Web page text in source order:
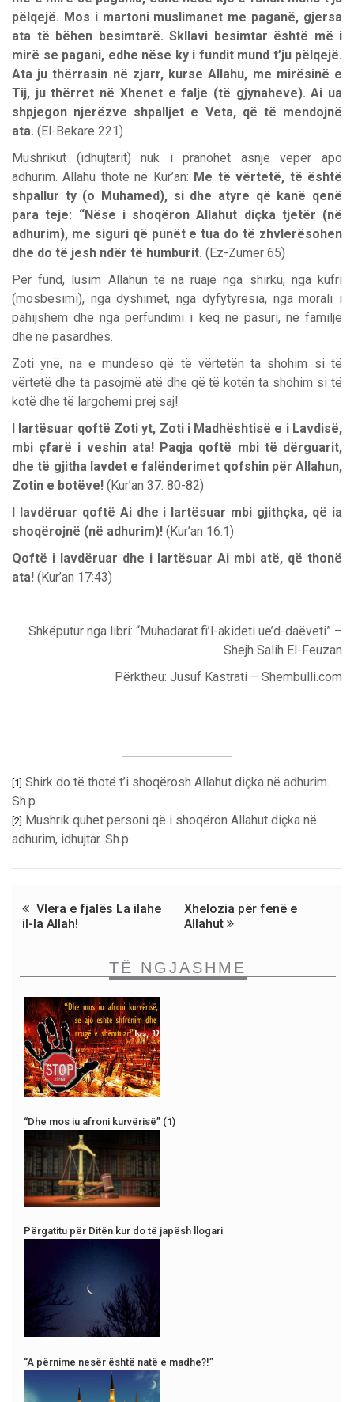
pëlqejë. Mos i martoni muslimanet me paganë, gjersa
ata të bëhen besimtarë. Skllavi besimtar është më i
mirë se pagani, edhe nëse ky i fundit mund t’ju pëlqejë.
Ata ju thërrasin në zjarr, kurse Allahu, me mirësinë e
Tij, ju thërret në Xhenet e falje (të gjynaheve). Ai ua
shpjegon njerëzve shpalljet e Veta, që të mendojnë
ata. (El-Bekare 221)
Mushrikut (idhujtarit) nuk i pranohet asnjë vepër apo
adhurim. Allahu thotë në Kur’an: Me të vërtetë, të është
shpallur ty (o Muhamed), si dhe atyre që kanë qenë
para teje: “Nëse i shoqëron Allahut diçka tjetër (në
adhurim), me siguri që punët e tua do të zhvlerësohen
dhe do të jesh ndër të humburit. (Ez-Zumer 65)
Për fund, lusim Allahun të na ruajë nga shirku, nga kufri
(mosbesimi), nga dyshimet, nga dyfytyrësia, nga morali i
pahijshëm dhe nga përfundimi i keq në pasuri, në familje
dhe në pasardhës.
Zoti ynë, na e mundëso që të vërtetën ta shohim si të
vërtetë dhe ta pasojmë atë dhe që të kotën ta shohim si të
kotë dhe të largohemi prej saj!
I lartësuar qoftë Zoti yt, Zoti i Madhështisë e i Lavdisë,
mbi çfarë i veshin ata! Paqja qoftë mbi të dërguarit,
dhe të gjitha lavdet e falënderimet qofshin për Allahun,
Zotin e botëve! (Kur’an 37: 80-82)
I lavdëruar qoftë Ai dhe i lartësuar mbi gjithçka, që ia
shoqërojnë (në adhurim)! (Kur’an 16:1)
Qoftë i lavdëruar dhe i lartësuar Ai mbi atë, që thonë
ata! (Kur’an 17:43)
Shkëputur nga libri: “Muhadarat fi’l-akideti ue’d-daëveti” –
Shejh Salih El-Feuzan
Përktheu: Jusuf Kastrati – Shembulli.com
[1] Shirk do të thotë t’i shoqërosh Allahut diçka në adhurim.
Sh.p.
[2]
Mushrik quhet personi që i shoqëron Allahut diçka në
adhurim, idhujtar. Sh.p.
Vlera e fjalës La ilahe
il-la Allah!
Xhelozia për fenë e
Allahut
TË NGJASHME
“Dhe mos iu afroni kurvërisë” (1)
Përgatitu për Ditën kur do të japësh llogari
“A përnime nesër është natë e madhe?!”